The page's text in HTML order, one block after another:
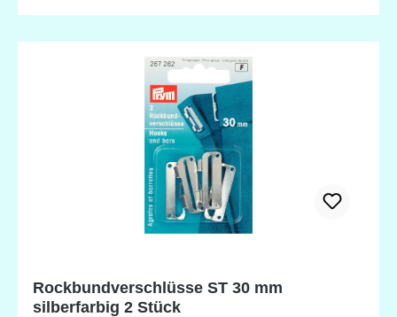
Rockbundverschlüsse ST 30 mm
silberfarbig 2 Stück